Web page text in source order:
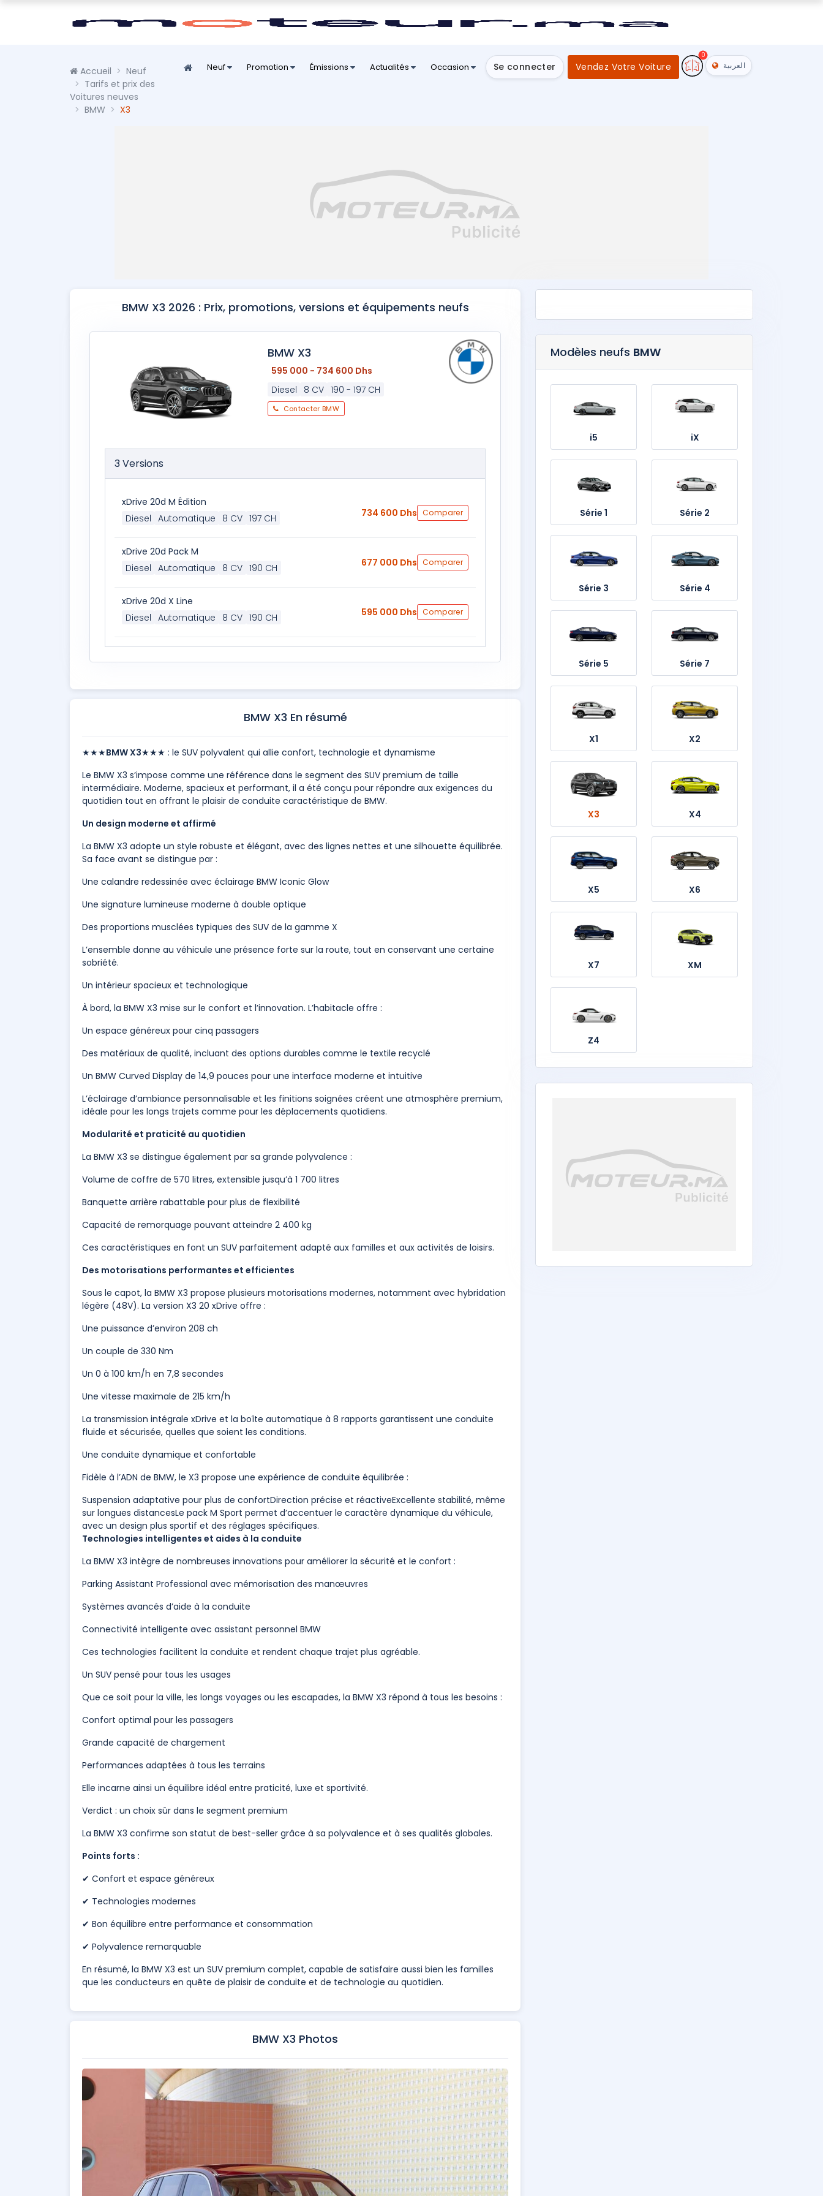
Neuf Promotion Émissions Actualités Occasion Se connecter Vendez Votre Voiture
0
العربية Accueil
Neuf
Tarifs et prix des
Voitures neuves
BMW
X3
BMW X3 2026 : Prix, promotions, versions et équipements neufs
BMW X3
595 000 - 734 600 Dhs
Diesel
8 CV 190 - 197 CH
Contacter BMW
3 Versions
xDrive 20d M Édition
Diesel Automatique 8 CV 197 CH 734 600 Dhs Comparer
xDrive 20d Pack M
Diesel Automatique 8 CV 190 CH 677 000 Dhs Comparer
xDrive 20d X Line
Diesel Automatique 8 CV 190 CH 595 000 Dhs Comparer
BMW X3 En résumé
★★★BMW X3★★★ : le SUV polyvalent qui allie confort, technologie et dynamisme
Le BMW X3 s’impose comme une référence dans le segment des SUV premium de taille
intermédiaire. Moderne, spacieux et performant, il a été conçu pour répondre aux exigences du
quotidien tout en offrant le plaisir de conduite caractéristique de BMW.
Un design moderne et affirmé
La BMW X3 adopte un style robuste et élégant, avec des lignes nettes et une silhouette équilibrée.
Sa face avant se distingue par :
Une calandre redessinée avec éclairage BMW Iconic Glow
Une signature lumineuse moderne à double optique
Des proportions musclées typiques des SUV de la gamme X
L’ensemble donne au véhicule une présence forte sur la route, tout en conservant une certaine
sobriété.
Un intérieur spacieux et technologique
À bord, la BMW X3 mise sur le confort et l’innovation. L’habitacle offre :
Un espace généreux pour cinq passagers
Des matériaux de qualité, incluant des options durables comme le textile recyclé
Un BMW Curved Display de 14,9 pouces pour une interface moderne et intuitive
L’éclairage d’ambiance personnalisable et les finitions soignées créent une atmosphère premium,
idéale pour les longs trajets comme pour les déplacements quotidiens.
Modularité et praticité au quotidien
La BMW X3 se distingue également par sa grande polyvalence :
Volume de coffre de 570 litres, extensible jusqu’à 1 700 litres
Banquette arrière rabattable pour plus de flexibilité
Capacité de remorquage pouvant atteindre 2 400 kg
Ces caractéristiques en font un SUV parfaitement adapté aux familles et aux activités de loisirs.
Des motorisations performantes et efficientes
Sous le capot, la BMW X3 propose plusieurs motorisations modernes, notamment avec hybridation
légère (48V). La version X3 20 xDrive offre :
Une puissance d’environ 208 ch
Un couple de 330 Nm
Un 0 à 100 km/h en 7,8 secondes
Une vitesse maximale de 215 km/h
La transmission intégrale xDrive et la boîte automatique à 8 rapports garantissent une conduite
fluide et sécurisée, quelles que soient les conditions.
Une conduite dynamique et confortable
Fidèle à l’ADN de BMW, le X3 propose une expérience de conduite équilibrée :
Suspension adaptative pour plus de confortDirection précise et réactiveExcellente stabilité, même
sur longues distancesLe pack M Sport permet d’accentuer le caractère dynamique du véhicule,
avec un design plus sportif et des réglages spécifiques.
Technologies intelligentes et aides à la conduite
La BMW X3 intègre de nombreuses innovations pour améliorer la sécurité et le confort :
Parking Assistant Professional avec mémorisation des manœuvres
Systèmes avancés d’aide à la conduite
Connectivité intelligente avec assistant personnel BMW
Ces technologies facilitent la conduite et rendent chaque trajet plus agréable.
Un SUV pensé pour tous les usages
Que ce soit pour la ville, les longs voyages ou les escapades, la BMW X3 répond à tous les besoins :
Confort optimal pour les passagers
Grande capacité de chargement
Performances adaptées à tous les terrains
Elle incarne ainsi un équilibre idéal entre praticité, luxe et sportivité.
Verdict : un choix sûr dans le segment premium
La BMW X3 confirme son statut de best-seller grâce à sa polyvalence et à ses qualités globales.
Points forts :
✔ Confort et espace généreux
✔ Technologies modernes
✔ Bon équilibre entre performance et consommation
✔ Polyvalence remarquable
En résumé, la BMW X3 est un SUV premium complet, capable de satisfaire aussi bien les familles
que les conducteurs en quête de plaisir de conduite et de technologie au quotidien.
BMW X3 Photos
Modèles neufs BMW
i5 iX
Série 1 Série 2
Série 3 Série 4
Série 5 Série 7
X1 X2
X3 X4
X5 X6
X7 XM
Z4